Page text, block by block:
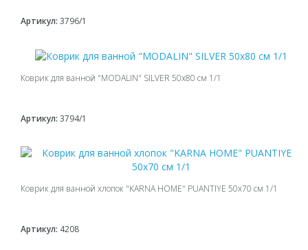
Артикул: 3796/1
Коврик для ванной "MODALIN" SILVER 50х80 см 1/1
Артикул: 3794/1
Коврик для ванной хлопок "KARNA HOME" PUANTIYE 50x70 см 1/1
Артикул: 4208